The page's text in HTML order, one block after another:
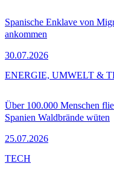
Spanische Enklave von
ankommen
30.07.2026
Über 100.000 Menschen
Spanien Waldbrände wüten
25.07.2026
ENERGIE, UMWELT &
TECH